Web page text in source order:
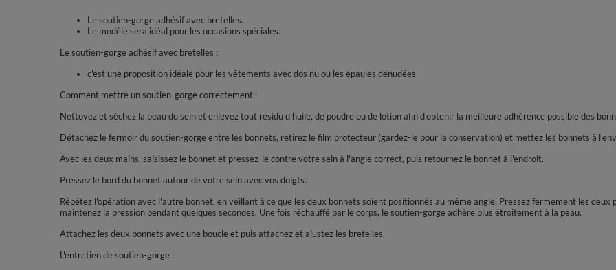
Le soutien-gorge adhésif avec bretelles.
Le modèle sera idéal pour les occasions spéciales.
Le soutien-gorge adhésif avec bretelles :
c'est une proposition idéale pour les vêtements avec dos nu ou les épaules dénudées
Comment mettre un soutien-gorge correctement :
Nettoyez et séchez la peau du sein et enlevez tout résidu d'huile, de poudre ou de lotion afin d'obtenir la meilleure adhérence possible des
Détachez le fermoir du soutien-gorge entre les bonnets, retirez le film protecteur (gardez-le pour la conservation) et mettez les bonnets à
Avec les deux mains, saisissez le bonnet et pressez-le contre votre sein à l'angle correct, puis retournez le bonnet à l'endroit.
Pressez le bord du bonnet autour de votre sein avec vos doigts.
Répétez l'opération avec l'autre bonnet, en veillant à ce que les deux bonnets soient positionnés au même angle. Pressez fermement les
maintenez la pression pendant quelques secondes. Une fois réchauffé par le corps, le soutien-gorge adhère plus étroitement à la peau.
Attachez les deux bonnets avec une boucle et puis attachez et ajustez les bretelles.
L'entretien de soutien-gorge :